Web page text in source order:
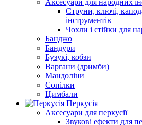
Аксесуари для народних
Струни, ключі,
інструментів
Чохли і стійки для
Банджо
Бандури
Бузукі, кобзи
Варгани (дримби)
Мандоліни
Сопілки
Цимбали
Перкусія
Аксесуари для перкусії
Звукові ефекти для